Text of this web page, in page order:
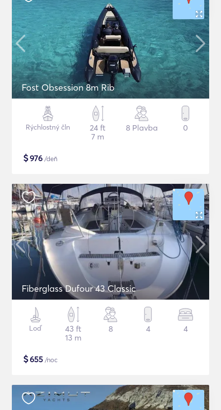
Fost Obsession 8m Rib
Rýchlostný čln
24 ft
7 m
8 Plavba 0
$976 /deň
Fiberglass Dufour 43 Classic
Loď
43 ft
13 m
8 4 4
$655 /noc